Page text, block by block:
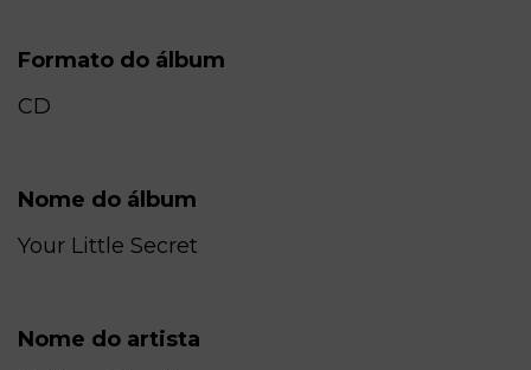
Formato do álbum
CD
Nome do álbum
Your Little Secret
Nome do artista